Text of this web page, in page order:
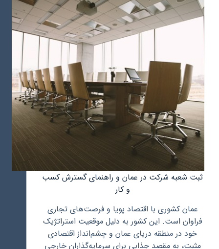
مهاجرت
فرهنگیان
ثبت شعبه شرکت در عمان و راهنمای گسترش کسب
و کار
عمان کشوری با اقتصاد پویا و فرصت‌های تجاری
فراوان است. این کشور به دلیل موقعیت استراتژیک
خود در منطقه دریای عمان و چشم‌انداز اقتصادی
مثبت، به مقصد جذابی برای سرمایه‌گذاران خارجی